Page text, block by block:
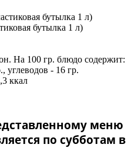
бутылка 1 л)
На 100 гр. блюдо содержит:
углеводов - 16 гр.
ккал
меню
по субботам в